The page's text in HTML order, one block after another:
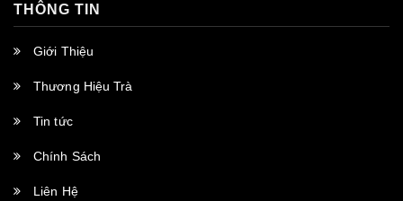
THÔNG TIN
Giới Thiệu
Thương Hiệu Trà
Tin tức
Chính Sách
Liên Hệ